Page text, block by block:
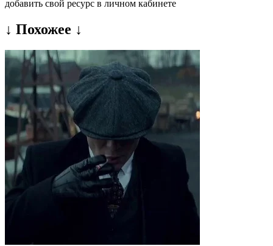
добавить свой ресурс в личном кабинете
↓ Похожее ↓